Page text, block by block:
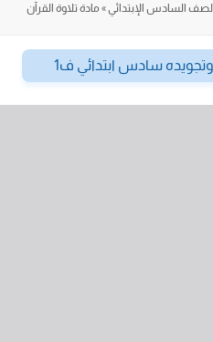
السادس الإبتدائي» مادة تلاوة القرآن
وتجويده سادس ابتدائي ف1